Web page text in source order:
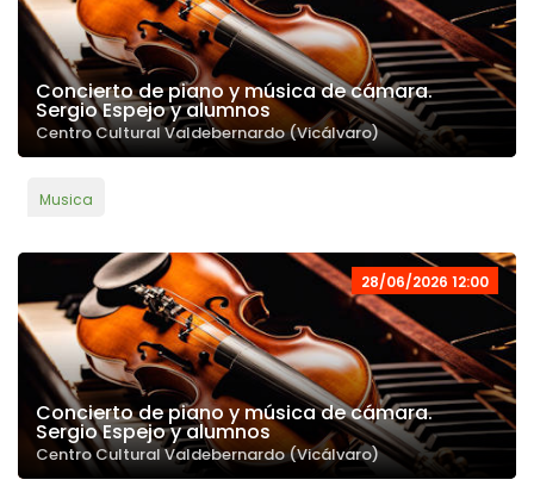
Concierto de piano y música de cámara.
Sergio Espejo y alumnos
Centro Cultural Valdebernardo (Vicálvaro)
Musica
28/06/2026 12:00
Concierto de piano y música de cámara.
Sergio Espejo y alumnos
Centro Cultural Valdebernardo (Vicálvaro)